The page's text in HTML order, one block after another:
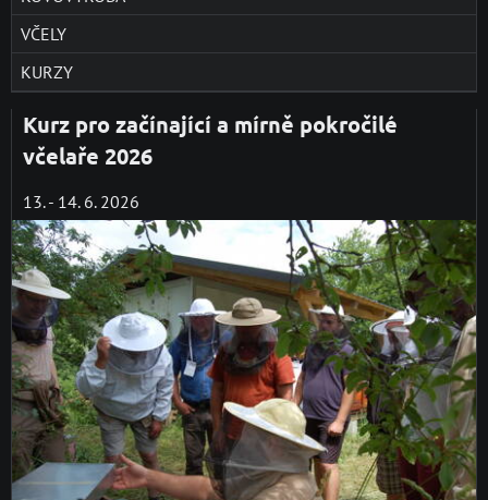
VČELY
KURZY
Kurz pro začínající a mírně pokročilé
včelaře 2026
13. - 14. 6. 2026